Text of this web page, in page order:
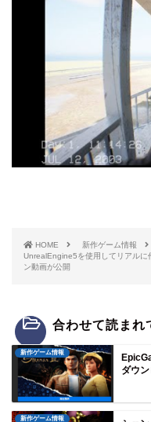
HOME
新作ゲーム情報
UnrealEngine5を使用してリアル
ン動画が公開
合わせて読まれ
新作ゲーム情報
ダウ
新作ゲーム情報